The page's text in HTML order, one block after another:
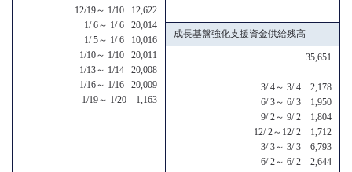
12/19～ 1/10 12,622
1/ 6～ 1/ 6 20,014
1/ 5～ 1/ 6 10,016
1/10～ 1/10 20,011
1/13～ 1/14 20,008
1/16～ 1/16 20,009
1/19～ 1/20 1,163
成長基盤強化支援資金供給残高
35,651
3/ 4～ 3/ 4 2,178
6/ 3～ 6/ 3 1,950
9/ 2～ 9/ 2 1,804
12/ 2～12/ 2 1,712
3/ 3～ 3/ 3 6,793
6/ 2～ 6/ 2 2,644